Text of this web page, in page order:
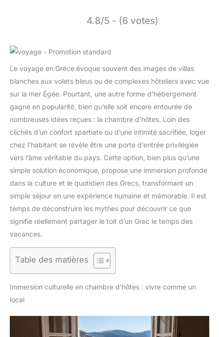
4.8/5 - (6 votes)
Le voyage en Grèce évoque souvent des images de villas
blanches aux volets bleus ou de complexes hôteliers avec vue
sur la mer Égée. Pourtant, une autre forme d’hébergement
gagne en popularité, bien qu’elle soit encore entourée de
nombreuses idées reçues : la chambre d’hôtes. Loin des
clichés d’un confort spartiate ou d’une intimité sacrifiée, loger
chez l’habitant se révèle être une porte d’entrée privilégiée
vers l’âme véritable du pays. Cette option, bien plus qu’une
simple solution économique, propose une immersion profonde
dans la culture et le quotidien des Grecs, transformant un
simple séjour en une expérience humaine et mémorable. Il est
temps de déconstruire les mythes pour découvrir ce que
signifie réellement partager le toit d’un Grec le temps des
vacances.
Table des matières
Immersion culturelle en chambre d’hôtes : vivre comme un
local